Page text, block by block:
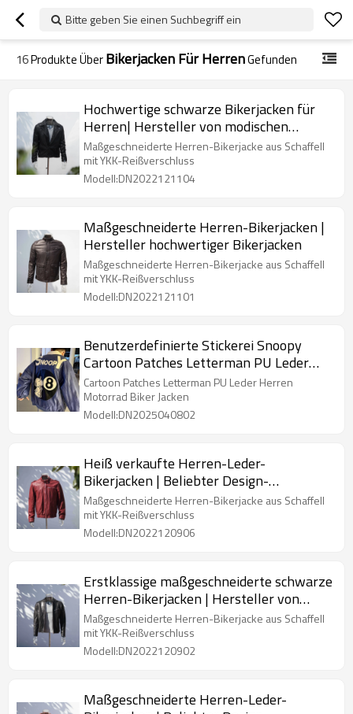
Bitte geben Sie einen Suchbegriff ein
16Produkte ÜberBikerjacken Für HerrenGefunden
Hochwertige schwarze Bikerjacken für
Herren| Hersteller von modischen
Bikerjacken
Maßgeschneiderte Herren-Bikerjacke aus Schaffell
mit YKK-Reißverschluss
Modell:DN2022121104
Maßgeschneiderte Herren-Bikerjacken |
Hersteller hochwertiger Bikerjacken
Maßgeschneiderte Herren-Bikerjacke aus Schaffell
mit YKK-Reißverschluss
Modell:DN2022121101
Benutzerdefinierte Stickerei Snoopy
Cartoon Patches Letterman PU Leder
Herren Motorrad Biker Jacken
Cartoon Patches Letterman PU Leder Herren
Motorrad Biker Jacken
Modell:DN2025040802
Heiß verkaufte Herren-Leder-
Bikerjacken | Beliebter Design-
Bikerjacken-Hersteller
Maßgeschneiderte Herren-Bikerjacke aus Schaffell
mit YKK-Reißverschluss
Modell:DN2022120906
Erstklassige maßgeschneiderte schwarze
Herren-Bikerjacken | Hersteller von
modischen Bikerjacken
Maßgeschneiderte Herren-Bikerjacke aus Schaffell
mit YKK-Reißverschluss
Modell:DN2022120902
Maßgeschneiderte Herren-Leder-